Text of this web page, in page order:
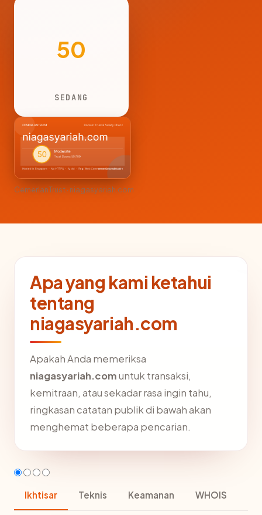
50
SEDANG
CemerlanTrust · niagasyariah.com
Apa yang kami ketahui
tentang
niagasyariah.com
Apakah Anda memeriksa
niagasyariah.comuntuk transaksi,
kemitraan, atau sekadar rasa ingin tahu,
ringkasan catatan publik di bawah akan
menghemat beberapa pencarian.
Ikhtisar Teknis Keamanan WHOIS